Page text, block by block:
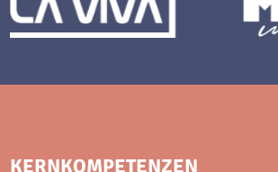
KERNKOMPETENZEN